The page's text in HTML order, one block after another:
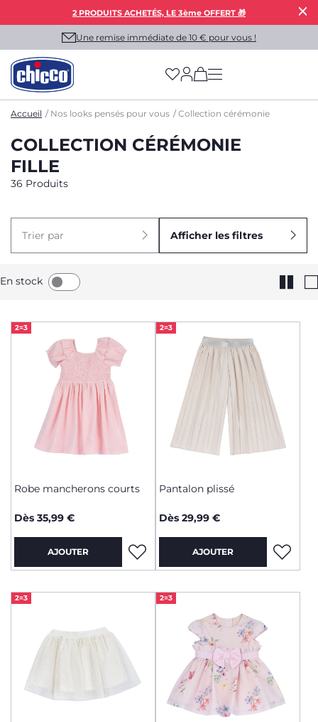
2 PRODUITS ACHETÉS, LE 3ème OFFERT 🎁
Une remise immédiate de 10 € pour vous !
(has more options
Accueil Nos looks pensés pour vous Collection cérémonie
COLLECTION CÉRÉMONIE
FILLE
36 Produits
Trier par Afficher les filtres
En stock
2=3
Robe mancherons courts
Dès 35,99 €
AJOUTER
2=3
Pantalon plissé
Dès 29,99 €
AJOUTER
2=3 2=3